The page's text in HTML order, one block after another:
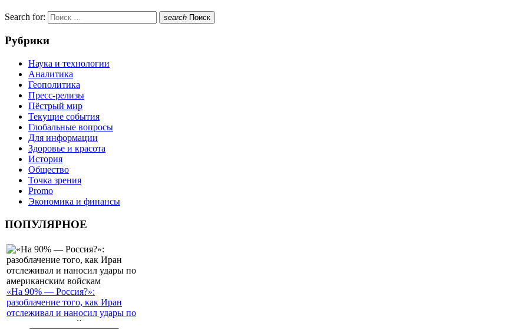
Search for: search Поиск
Рубрики
Наука и технологии
Аналитика
Геополитика
Пресс-релизы
Пёстрый мир
Текущие события
Глобальные вопросы
Для информации
Здоровье и красота
История
Общество
Точка зрения
Promo
Экономика и финансы
ПОПУЛЯРНОЕ
«На 90% — Россия?»:
разоблачение того, как Иран
отслеживал и наносил удары по
американским войскам